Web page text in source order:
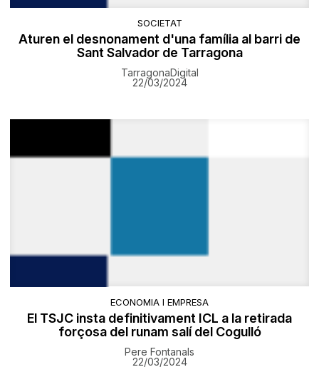
SOCIETAT
Aturen el desnonament d'una família al barri de
Sant Salvador de Tarragona
TarragonaDigital
22/03/2024
ECONOMIA I EMPRESA
El TSJC insta definitivament ICL a la retirada
forçosa del runam salí del Cogulló
Pere Fontanals
22/03/2024